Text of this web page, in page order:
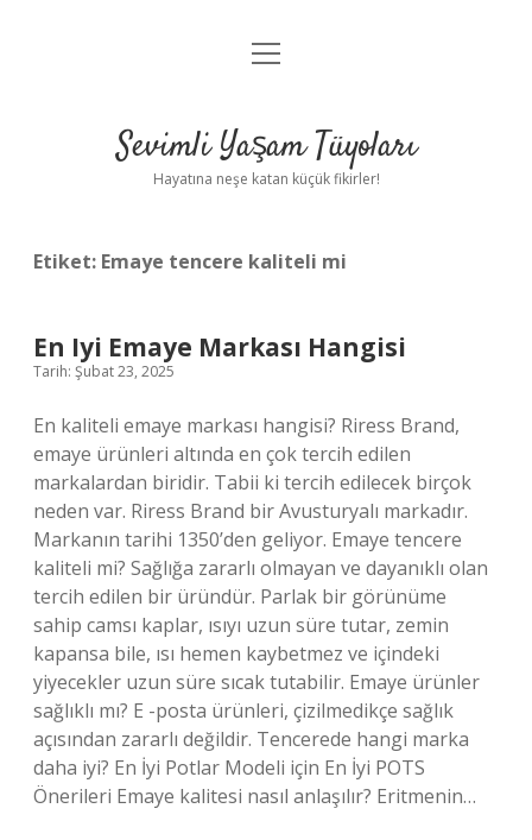
Anasayfa
Yasal Uyarı
menüyü
Sevimli Yaşam Tüyoları
Hayatına neşe katan küçük fikirler!
Etiket: Emaye tencere kaliteli mi
En Iyi Emaye Markası Hangisi
Tarih: Şubat 23, 2025
En kaliteli emaye markası hangisi? Riress Brand,
emaye ürünleri altında en çok tercih edilen
markalardan biridir. Tabii ki tercih edilecek birçok
neden var. Riress Brand bir Avusturyalı markadır.
Markanın tarihi 1350’den geliyor. Emaye tencere
kaliteli mi? Sağlığa zararlı olmayan ve dayanıklı olan
tercih edilen bir üründür. Parlak bir görünüme
sahip camsı kaplar, ısıyı uzun süre tutar, zemin
kapansa bile, ısı hemen kaybetmez ve içindeki
yiyecekler uzun süre sıcak tutabilir. Emaye ürünler
sağlıklı mı? E -posta ürünleri, çizilmedikçe sağlık
açısından zararlı değildir. Tencerede hangi marka
daha iyi? En İyi Potlar Modeli için En İyi POTS
Önerileri Emaye kalitesi nasıl anlaşılır? Eritmenin…